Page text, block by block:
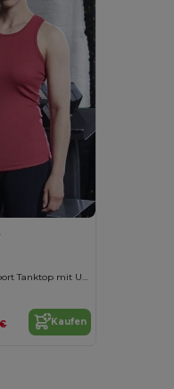
Just Cool Damen Sport Tanktop mit UV-Schutz
Kaufen